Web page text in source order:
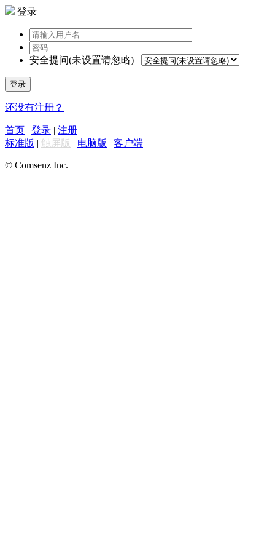
登录
安全提问(未设置请忽略)
登录
还没有注册？
首页 | 登录 | 注册
标准版 | 触屏版 | 电脑版 | 客户端
© Comsenz Inc.